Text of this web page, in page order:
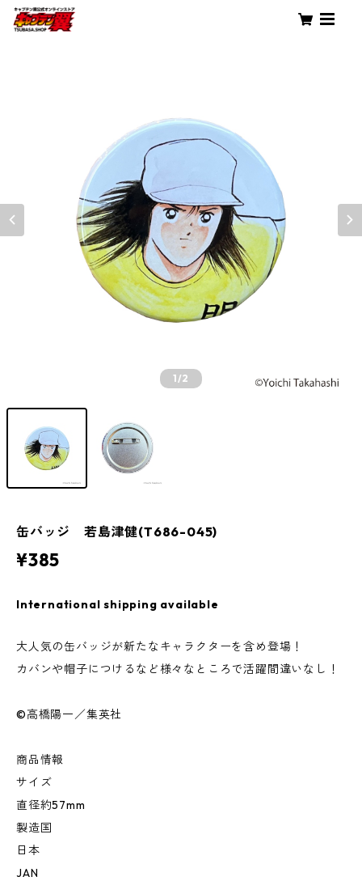
1/2
缶バッジ 若島津健(T686-045)
¥385
International shipping available
大人気の缶バッジが新たなキャラクターを含め登場！
カバンや帽子につけるなど様々なところで活躍間違いなし！
©高橋陽一／集英社
商品情報
サイズ
直径約57mm
製造国
日本
JAN